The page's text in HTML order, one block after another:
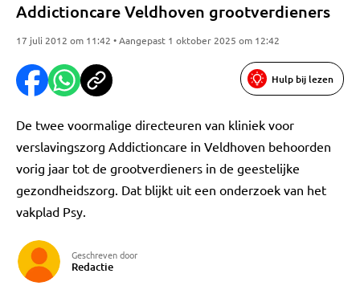
Addictioncare Veldhoven grootverdieners
17 juli 2012 om 11:42 • Aangepast 1 oktober 2025 om 12:42
Hulp bij lezen
De twee voormalige directeuren van kliniek voor
verslavingszorg Addictioncare in Veldhoven behoorden
vorig jaar tot de grootverdieners in de geestelijke
gezondheidszorg. Dat blijkt uit een onderzoek van het
vakplad Psy.
Geschreven door
Redactie